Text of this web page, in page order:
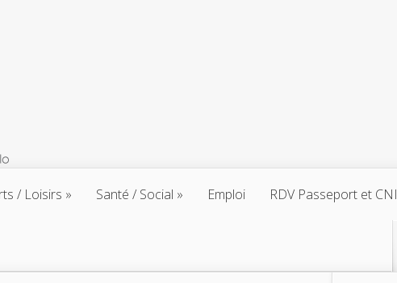
/ Loisirs Santé / Social Emploi RDV Passeport et CNI